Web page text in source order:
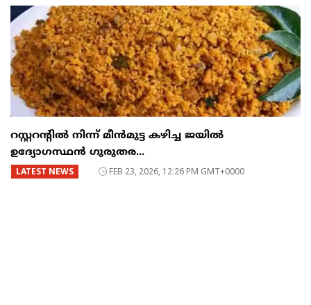
റസ്റ്ററന്റില്‍ നിന്ന് മീന്‍മുട്ട കഴിച്ച ജയില്‍
ഉദ്യോഗസ്ഥന്‍ ഗുരുതര...
LATEST NEWS FEB 23, 2026, 12:26 PM GMT+0000